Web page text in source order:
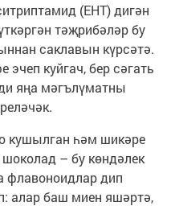
(EHT) дигән
тәҗрибәләр бу
саклавын күрсәтә.
эчеп куйгач, бер сәгать
яңа мәгълүматны
кушылган һәм шикәре
– бу көндәлек
флавоноидлар дип
алар баш миен яшәртә,